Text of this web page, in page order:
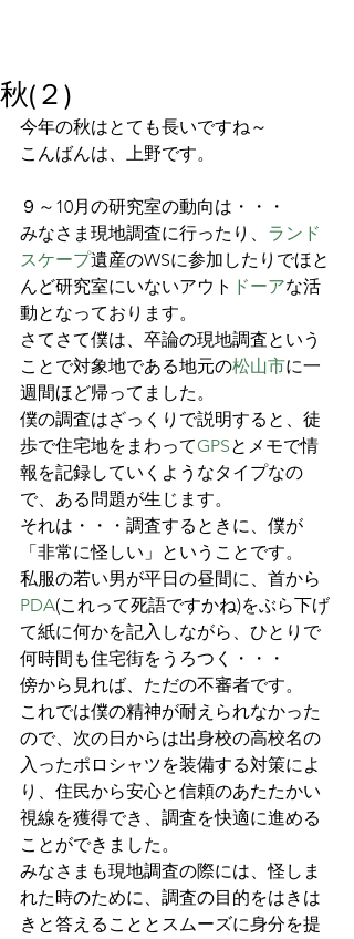
秋(２)
今年の秋はとても長いですね～
こんばんは、上野です。
９～10月の研究室の動向は・・・
みなさま現地調査に行ったり、 ランド
スケープ遺産のWSに参加したりでほと
んど研究室にいないアウト ドーアな活
動となっております。
さてさて僕は、卒論の現地調査という
ことで対象地である地元の松山市に一
週間ほど帰ってました。
僕の調査はざっくりで説明すると、徒
歩で住宅地をまわってGPSとメモで情
報を記録していくようなタイプなの
で、ある問題が生じます。
それは・・・調査するときに、僕が
「非常に怪しい」ということです。
私服の若い男が平日の昼間に、首から
PDA(これって死語ですかね)をぶら下げ
て紙に何かを記入しながら、ひとりで
何時間も住宅街をうろつく・・・
傍から見れば、ただの不審者です。
これでは僕の精神が耐えられなかった
ので、次の日からは出身校の高校名の
入ったポロシャツを装備する対策によ
り、住民から安心と信頼のあたたかい
視線を獲得でき、調査を快適に進める
ことができました。
みなさまも現地調査の際には、怪しま
れた時のために、調査の目的をはきは
きと答えることとスムーズに身分を提